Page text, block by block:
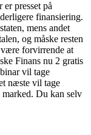
presset på
finansiering.
mens andet
og måske resten
forvirrende at
Finans nu 2 gratis
vil tage
næste vil tage
Du kan selv